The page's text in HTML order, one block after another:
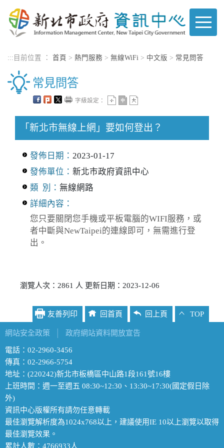
進入內容區塊
::: 目前位置 ： 首頁 > 熱門服務 > 無線WiFi > 中文版 > 常見問答
常見問答
字級設定：
「新北市無線上網」要如何登出？
發佈日期： 2023-01-17
發佈單位： 新北市政府資訊中心
類 別： 無線網路
詳細內容：
您只要關閉您手機或平板電腦的WIFI服務，或
者中斷與NewTaipei的連線即可，無需進行登
出。
瀏覽人次：2861 人 更新日期：2023-12-06
友善列印 回首頁 回上頁 TOP
網站安全政策 政府網站資料開放宣告
電話：02-2960-3456
傳真：02-2966-5754
地址：(220242)新北市板橋區中山路1段161號16樓
上班時間：週一至週五 08:30~12:30、13:30~17:30(國定假日除
外)
資訊中心版權所有請勿任意轉載
最佳瀏覽解析度為1024x768以上，建議使用IE 10以上瀏覽以取得
最佳瀏覽效果。
累計人數：4766933人